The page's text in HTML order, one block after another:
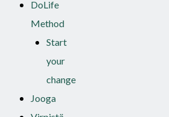
DoLife
Method
Start
your
change
Jooga